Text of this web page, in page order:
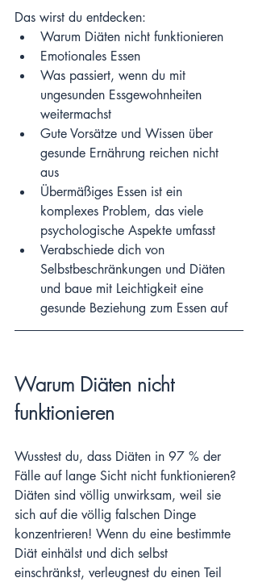
Das wirst du entdecken:
Warum Diäten nicht funktionieren
Emotionales Essen
Was passiert, wenn du mit
ungesunden Essgewohnheiten
weitermachst
Gute Vorsätze und Wissen über
gesunde Ernährung reichen nicht
aus
Übermäßiges Essen ist ein
komplexes Problem, das viele
psychologische Aspekte umfasst
Verabschiede dich von
Selbstbeschränkungen und Diäten
und baue mit Leichtigkeit eine
gesunde Beziehung zum Essen auf
Warum Diäten nicht
funktionieren
Wusstest du, dass Diäten in 97 % der
Fälle auf lange Sicht nicht funktionieren?
Diäten sind völlig unwirksam, weil sie
sich auf die völlig falschen Dinge
konzentrieren! Wenn du eine bestimmte
Diät einhälst und dich selbst
einschränkst, verleugnest du einen Teil